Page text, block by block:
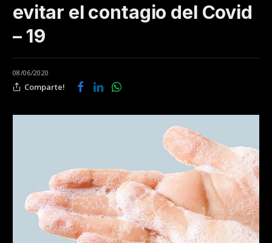
evitar el contagio del Covid
– 19
08/06/2020
Comparte!